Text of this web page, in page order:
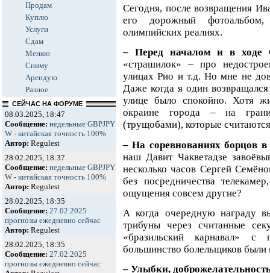
Продам
Куплю
Услуги
Сдам
Меняю
Сниму
Арендую
Разное
СЕЙЧАС НА ФОРУМЕ
08.03.2025, 18:47
Сообщение: недельные GBPJPY
W - китайская точность 100%
Автор: Regulest
28.02.2025, 18:37
Сообщение: недельные GBPJPY
W - китайская точность 100%
Автор: Regulest
28.02.2025, 18:35
Сообщение: 27.02.2025
прогнозы ежедневно сейчас
Автор: Regulest
28.02.2025, 18:35
Сообщение: 27.02.2025
прогнозы ежедневно сейчас
Сегодня, после возвращения
его дорожный
олимпийских реалиях.
– Перед началом и в ходе
«страшилок» – про
улицах Рио и т.д. Но мне не
Даже когда я один
улице было спокойно. Хотя
окраине города – на
(трущобами), которые
– На соревнованиях борцов
наш Давит Чакветадзе
несколько часов Сергей
без посредничества
ощущения совсем другие?
А когда очередную награду
трибуны через считанные
«бразильский карнавал» с
большинство болельщиков были
– Улыбки,